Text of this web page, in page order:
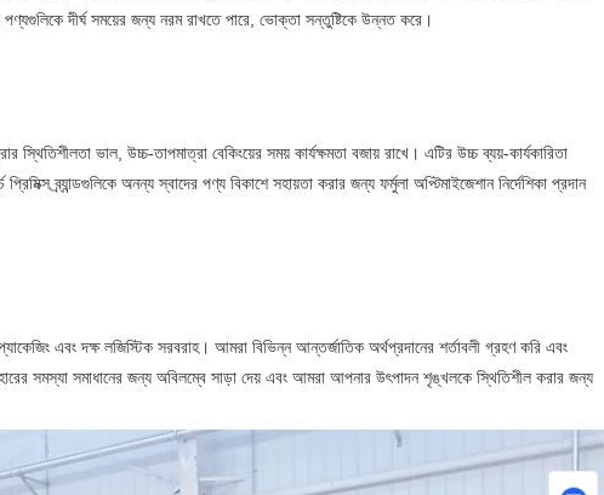
দীর্ঘ সময়ের জন্য নরম রাখতে পারে, ভোক্তা সন্তুষ্টিকে উন্নত করে।
স্থিতিশীলতা ভাল, উচ্চ-তাপমাত্রা বেকিংয়ের সময় কার্যক্ষমতা বজায় রাখে। এটির উচ্চ ব্যয়-কার্যকারিতা
ব্র্যান্ডগুলিকে অনন্য স্বাদের পণ্য বিকাশে সহায়তা করার জন্য ফর্মুলা অপ্টিমাইজেশান নির্দেশিকা প্রদান
এবং দক্ষ লজিস্টিক সরবরাহ। আমরা বিভিন্ন আন্তর্জাতিক অর্থপ্রদানের শর্তাবলী গ্রহণ করি এবং
সমস্যা সমাধানের জন্য অবিলম্বে সাড়া দেয় এবং আমরা আপনার উৎপাদন শৃঙ্খলকে স্থিতিশীল করার জন্য